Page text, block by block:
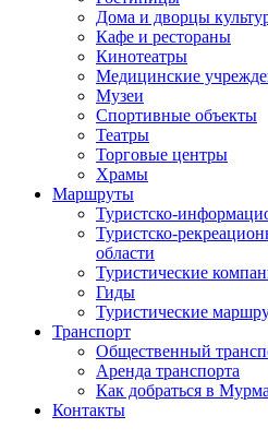
Дома и дворцы
Кафе и рестораны
Кинотеатры
Медицинские
Музеи
Спортивные объекты
Театры
Торговые центры
Храмы
Маршруты
Туристско-
Туристско-
области
Туристические
Гиды
Туристические
Транспорт
Общественный
Аренда транспорта
Как добраться в
Контакты